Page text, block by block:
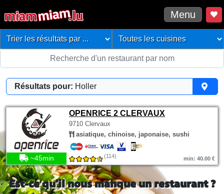
Menu
Résultats pour: Holler
OPENRICE 2 CLERVAUX
9710 Clervaux
asiatique, chinoise, japonaise, sushi
~45min (114) min: 40.00 €
Est-ce qu'il nous manque un restaurant ?